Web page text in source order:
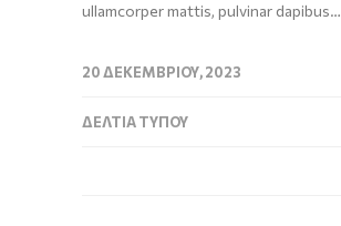
ullamcorper mattis, pulvinar dapibus…
20 ΔΕΚΕΜΒΡΊΟΥ, 2023
ΔΕΛΤΊΑ ΤΎΠΟΥ